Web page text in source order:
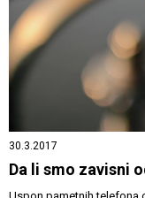
30.3.2017
Da li smo zavisni